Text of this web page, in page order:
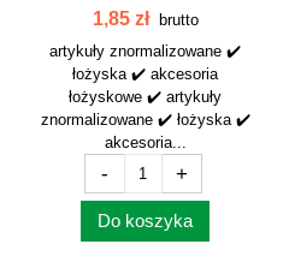
MB13
1,85 zł
brutto
artykuły znormalizowane ✔️
łożyska ✔️ akcesoria
łożyskowe ✔️ artykuły
znormalizowane ✔️ łożyska ✔️
akcesoria...
- +
Do koszyka